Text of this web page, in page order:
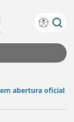
abertura oficial